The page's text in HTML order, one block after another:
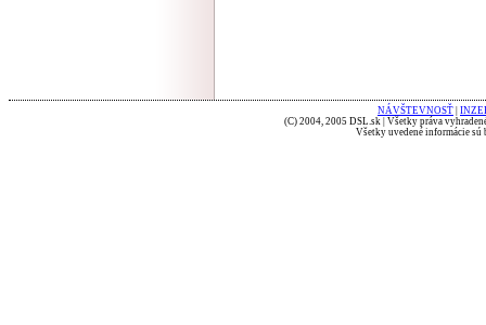
NÁVŠTEVNOSŤ
(C) 2004, 2005 DSL.sk | Všetky práva
Všetky uvedené informácie sú